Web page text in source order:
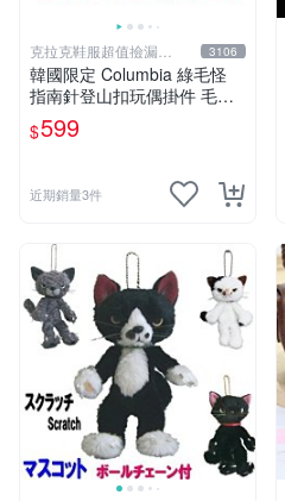
克拉克鞋服超值撿漏
KLKXF
3106
韓國限定 Columbia 綠毛怪
指南針登山扣玩偶掛件 毛絨
玩具
$599
近期銷量3件